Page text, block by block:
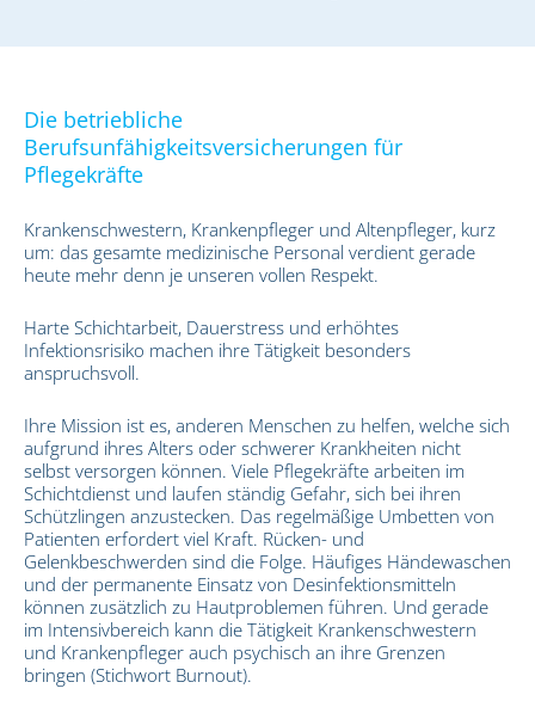
Die betriebliche
Berufsunfähigkeitsversicherungen für
Pflegekräfte
Krankenschwestern, Krankenpfleger und Altenpfleger, kurz
um: das gesamte medizinische Personal verdient gerade
heute mehr denn je unseren vollen Respekt.
Harte Schichtarbeit, Dauerstress und erhöhtes
Infektionsrisiko machen ihre Tätigkeit besonders
anspruchsvoll.
Ihre Mission ist es, anderen Menschen zu helfen, welche sich
aufgrund ihres Alters oder schwerer Krankheiten nicht
selbst versorgen können. Viele Pflegekräfte arbeiten im
Schichtdienst und laufen ständig Gefahr, sich bei ihren
Schützlingen anzustecken. Das regelmäßige Umbetten von
Patienten erfordert viel Kraft. Rücken- und
Gelenkbeschwerden sind die Folge. Häufiges Händewaschen
und der permanente Einsatz von Desinfektionsmitteln
können zusätzlich zu Hautproblemen führen. Und gerade
im Intensivbereich kann die Tätigkeit Krankenschwestern
und Krankenpfleger auch psychisch an ihre Grenzen
bringen (Stichwort Burnout).